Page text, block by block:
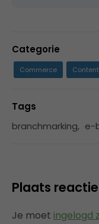
Categorie
Commerce
Tags
branchmarking, e-
Plaats reactie
Je moet ingelogd